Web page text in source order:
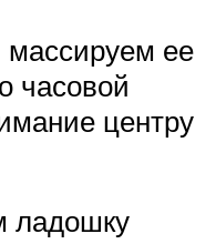
ее
часовой
центру
ладошку